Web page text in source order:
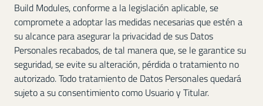
Build Modules, conforme a la legislación aplicable, se
compromete a adoptar las medidas necesarias que estén a
su alcance para asegurar la privacidad de sus Datos
Personales recabados, de tal manera que, se le garantice su
seguridad, se evite su alteración, pérdida o tratamiento no
autorizado. Todo tratamiento de Datos Personales quedará
sujeto a su consentimiento como Usuario y Titular.